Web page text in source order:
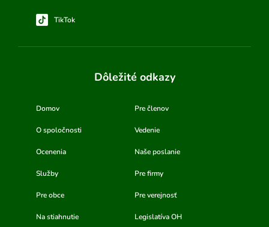
TikTok
Dôležité odkazy
Domov Pre členov
O spoločnosti Vedenie
Ocenenia Naše poslanie
Služby Pre firmy
Pre obce Pre verejnosť
Na stiahnutie Legislatíva OH